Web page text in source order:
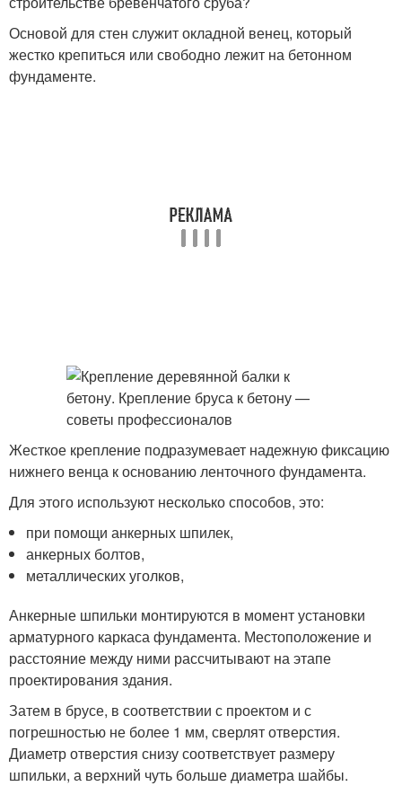
Основой для стен служит окладной венец, который
жестко крепиться или свободно лежит на бетонном
фундаменте.
Жесткое крепление подразумевает надежную фиксацию
нижнего венца к основанию ленточного фундамента.
Для этого используют несколько способов, это:
при помощи анкерных шпилек,
анкерных болтов,
металлических уголков,
Анкерные шпильки монтируются в момент установки
арматурного каркаса фундамента. Местоположение и
расстояние между ними рассчитывают на этапе
проектирования здания.
Затем в брусе, в соответствии с проектом и с
погрешностью не более 1 мм, сверлят отверстия.
Диаметр отверстия снизу соответствует размеру
шпильки, а верхний чуть больше диаметра шайбы.